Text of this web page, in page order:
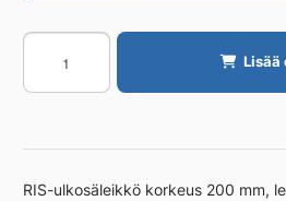
Ulkosäleikkö
FLÄKTGROUP
RIS-
Lisää
RIS-ulkosäleikkö korkeus 200 mm,